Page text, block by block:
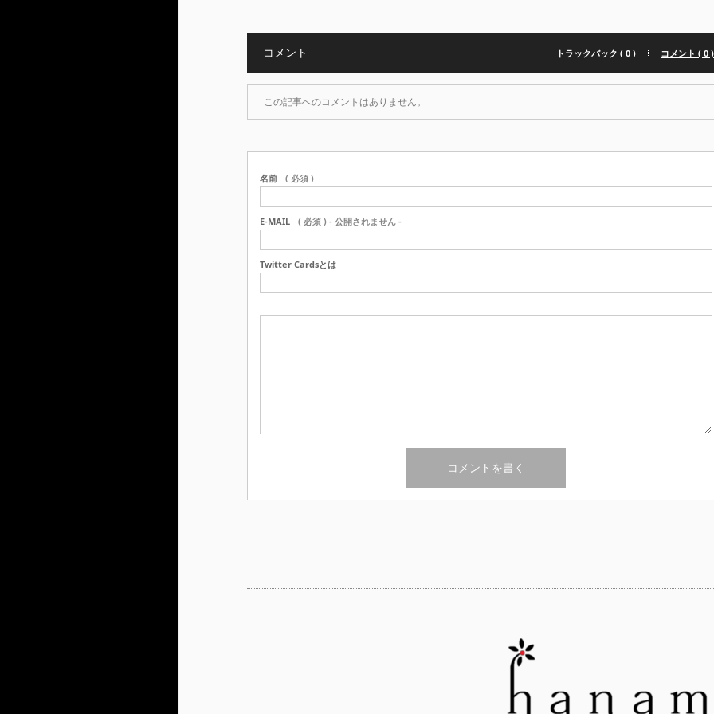
コメント トラックバック ( 0 ) コメント ( 0 )
この記事へのコメントはありません。
名前 ( 必須 )
E-MAIL ( 必須 ) - 公開されません -
Twitter Cardsとは